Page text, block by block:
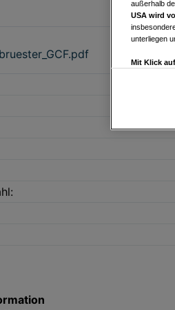
außerhalb
USA wird
unterliegen
Mit Klick
Wir und